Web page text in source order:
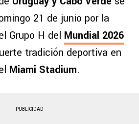
21 de junio por la
Grupo H del Mundial 2026
tradición deportiva en
Miami Stadium.
PUBLICIDAD